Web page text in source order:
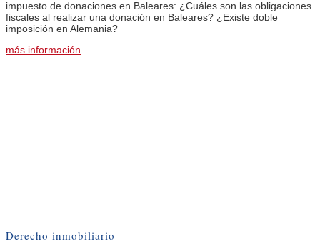
impuesto de donaciones en Baleares: ¿Cuáles son las obligaciones
fiscales al realizar una donación en Baleares? ¿Existe doble
imposición en Alemania?
más información
Derecho inmobiliario